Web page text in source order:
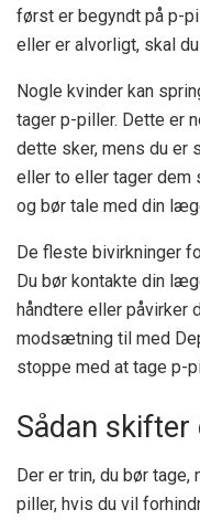
først er begyndt på p-
eller er alvorligt, skal
Nogle kvinder kan
tager p-piller. Dette er
dette sker, mens du er
eller to eller tager dem
og bør tale med din
De fleste bivirkninger
Du bør kontakte din
håndtere eller påvirker
modsætning til med
stoppe med at tage p-
Sådan
Der er trin, du bør
piller, hvis du vil